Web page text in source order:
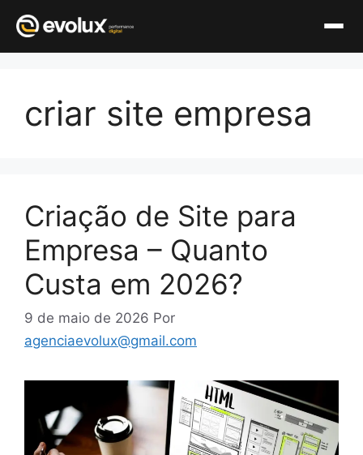
conteúdo
criar site empresa
Criação de Site para
Empresa – Quanto
Custa em 2026?
9 de maio de 2026 Por
agenciaevolux@gmail.com